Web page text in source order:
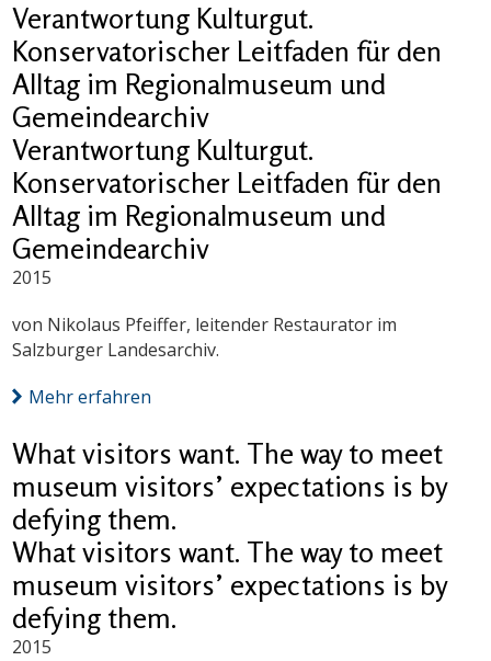
Verantwortung Kulturgut.
Konservatorischer Leitfaden für den
Alltag im Regionalmuseum und
Gemeindearchiv
Verantwortung Kulturgut.
Konservatorischer Leitfaden für den
Alltag im Regionalmuseum und
Gemeindearchiv
2015
von Nikolaus Pfeiffer, leitender Restaurator im
Salzburger Landesarchiv.
Mehr erfahren
What visitors want. The way to meet
museum visitors’ expectations is by
defying them.
What visitors want. The way to meet
museum visitors’ expectations is by
defying them.
2015